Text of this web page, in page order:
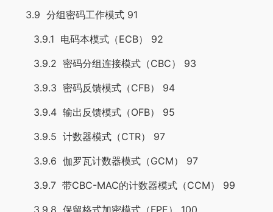
3.9 分组密码工作模式 91
3.9.1 电码本模式（ECB） 92
3.9.2 密码分组连接模式（CBC） 93
3.9.3 密码反馈模式（CFB） 94
3.9.4 输出反馈模式（OFB） 95
3.9.5 计数器模式（CTR） 97
3.9.6 伽罗瓦计数器模式（GCM） 97
3.9.7 带CBC-MAC的计数器模式（CCM） 99
3.9.8 保留格式加密模式（FPE） 100